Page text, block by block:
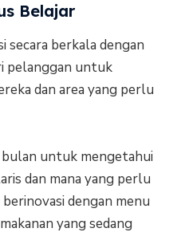
Belajar
secara berkala dengan
pelanggan untuk
dan area yang perlu
untuk mengetahui
dan mana yang perlu
dengan menu
yang sedang